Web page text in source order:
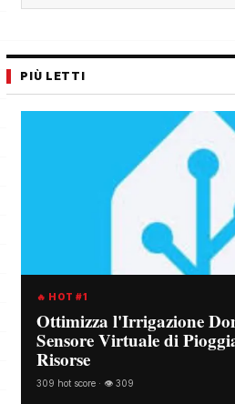
PIÙ LETTI
🔥 HOT #1
Ottimizza l'Irrigazione
Sensore Virtuale di
Risorse
309 hot score · 👁️ 309